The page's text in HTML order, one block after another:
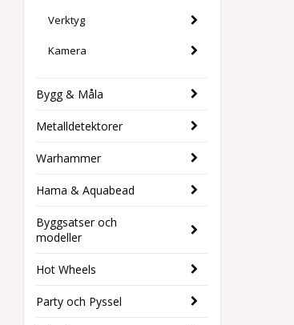
Verktyg
Kamera
Bygg & Måla
Metalldetektorer
Warhammer
Hama & Aquabead
Byggsatser och
modeller
Hot Wheels
Party och Pyssel